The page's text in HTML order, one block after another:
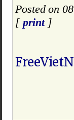
Posted on
[ print]